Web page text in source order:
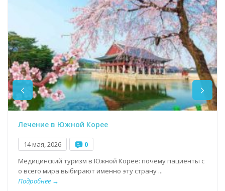
Лечение в Южной Корее
14 мая, 2026
0
Медицинский туризм в Южной Корее: почему пациенты с
о всего мира выбирают именно эту страну ...
Подробнее →